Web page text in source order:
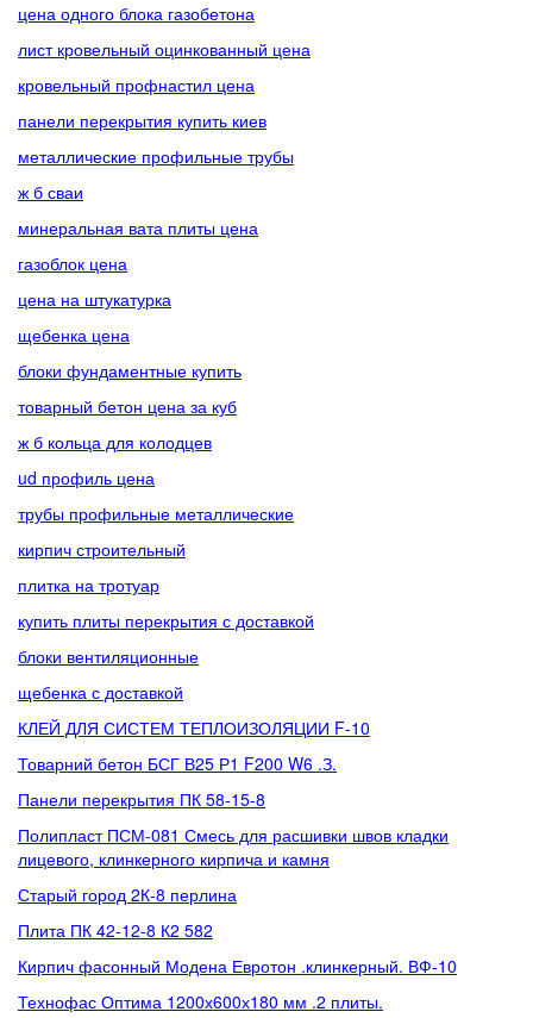
цена одного блока газобетона
лист кровельный оцинкованный цена
кровельный профнастил цена
панели перекрытия купить киев
металлические профильные трубы
ж б сваи
минеральная вата плиты цена
газоблок цена
цена на штукатурка
щебенка цена
блоки фундаментные купить
товарный бетон цена за куб
ж б кольца для колодцев
ud профиль цена
трубы профильные металлические
кирпич строительный
плитка на тротуар
купить плиты перекрытия с доставкой
блоки вентиляционные
щебенка с доставкой
КЛЕЙ ДЛЯ СИСТЕМ ТЕПЛОИЗОЛЯЦИИ F-10
Товарний бетон БСГ В25 Р1 F200 W6 .З.
Панели перекрытия ПК 58-15-8
Полипласт ПСМ-081 Смесь для расшивки швов кладки
лицевого, клинкерного кирпича и камня
Старый город 2К-8 перлина
Плита ПК 42-12-8 К2 582
Кирпич фасонный Модена Евротон .клинкерный. ВФ-10
Технофас Оптима 1200х600х180 мм .2 плиты.